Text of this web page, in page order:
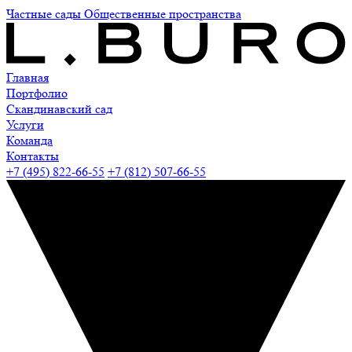
Частные сады Общественные пространства
Главная
Портфолио
Скандинавский сад
Услуги
Команда
Контакты
+7 (495) 822-66-55 +7 (812) 507-66-55